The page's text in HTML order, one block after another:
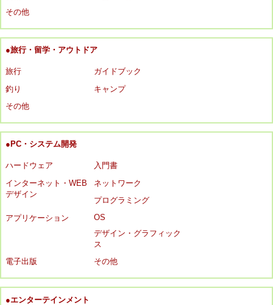
その他
●旅行・留学・アウトドア
旅行
ガイドブック
釣り
キャンプ
その他
●PC・システム開発
ハードウェア
入門書
インターネット・WEB
デザイン
ネットワーク
プログラミング
アプリケーション
OS
デザイン・グラフィック
ス
電子出版
その他
●エンターテインメント